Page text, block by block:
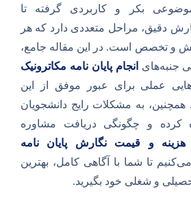
بکر و کاربردی گرفته تا
دقیق، مراحل متعددی دارد که هر
و تخصص است. در این مقاله جامع،
جنبه‌های انجام پایان نامه مکاترونیک
عملی برای عبور موفق از این
همچنین، به مشکلات رایج دانشجویان
کرده و چگونگی دریافت مشاوره
هزینه و قیمت نگارش پایان نامه
تا شما با آگاهی کامل، بهترین
و شغلی خود بگیرید.